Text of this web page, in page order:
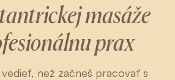
masáže
prax
než začneš pracovať s